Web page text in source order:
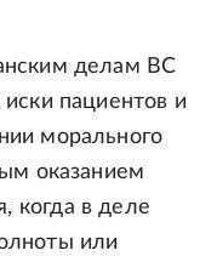
делам ВС
пациентов и
морального
оказанием
когда в деле
или